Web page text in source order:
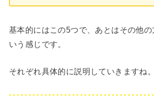
基本的にはこの5つで、あとはその他の
いう感じです。
それぞれ具体的に説明していきますね。